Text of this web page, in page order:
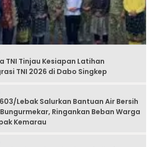
TNI Tinjau Kesiapan Latihan
TNI 2026 di Dabo Singkep
Lebak Salurkan Bantuan Air Bersih
Ringankan Beban Warga
Kemarau